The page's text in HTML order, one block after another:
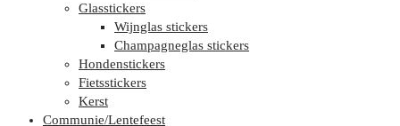
Glasstickers
Wijnglas stickers
Champagneglas stickers
Hondenstickers
Fietsstickers
Kerst
Communie/Lentefeest